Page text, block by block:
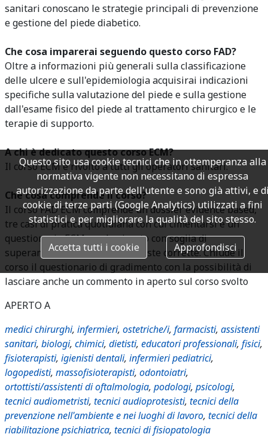
sanitari conoscano le strategie principali di prevenzione
e gestione del piede diabetico.
Che cosa imparerai seguendo questo corso FAD?
Oltre a informazioni più generali sulla classificazione
delle ulcere e sull'epidemiologia acquisirai indicazioni
specifiche sulla valutazione del piede e sulla gestione
dall'esame fisico del piede al trattamento chirurgico e le
terapie di supporto.
A chi è dedicato questo corso ECM?
Il corso ECM è rivolto a tutti gli operatori sanitari.
Che cosa comprende il corso?
Il corso FAD ECM comprende un dossier evidence based,
tre casi di pratica quotidiana con cui cimentarsi e un
questionario ECM randomizzato con soglia di
superamento al 75% delle risposte corrette. Chiude il
corso il questionario di gradimento con la possibilità di
lasciare anche un commento in aperto sul corso svolto
APERTO A
medici chirurghi, infermieri, ostetriche/i, farmacisti, assistenti
sanitari, biologi, chimici, dietisti, educatori professionali, fisici,
fisioterapisti, igienisti dentali, infermieri pediatrici,
logopedisti, massofisioterapisti, odontoiatri,
ortottisti/assistenti di oftalmologia, podologi, psicologi,
tecnici audiometristi, tecnici audioprotesisti, tecnici della
prevenzione nell'ambiente e nei luoghi di lavoro, tecnici della
riabilitazione psichiatrica, tecnici di fisiopatologia
Questo sito usa cookie tecnici che in ottemperanza alla
normativa vigente non necessitano di espressa
autorizzazione da parte dell'utente e sono già attivi, e
cookie di terze parti (Google Analytics) utilizzati a fini
statistici e per migliorare la qualità del sito stesso.
Accetta tutti i cookie Approfondisci